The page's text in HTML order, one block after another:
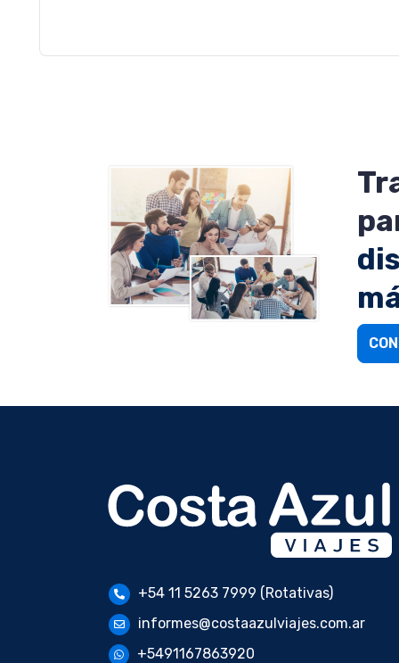
+54 11 5263 7999 (Rotativas)
informes@costaazulviajes.com.ar
+5491167863920